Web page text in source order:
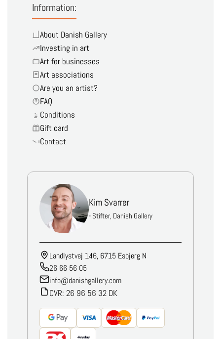
Information:
About Danish Gallery
Investing in art
Art for businesses
Art associations
Are you an artist?
FAQ
Conditions
Gift card
Contact
Kim Svarrer
- Stifter, Danish Gallery
Landlystvej 146, 6715 Esbjerg N
26 66 56 05
info@danishgallery.com
CVR: 26 96 56 32 DK